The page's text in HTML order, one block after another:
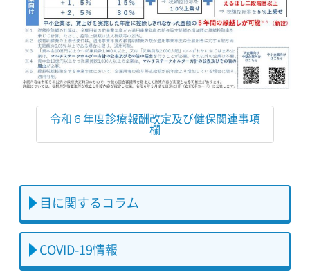
令和６年度診療報酬改定及び健保関連事項
欄
目に関するコラム
COVID-19情報